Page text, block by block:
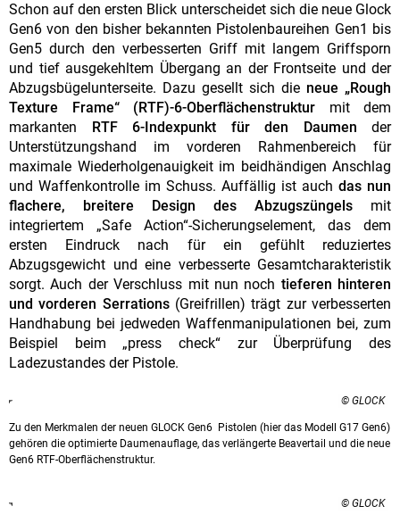
Schon auf den ersten Blick unterscheidet sich die neue Glock
Gen6 von den bisher bekannten Pistolenbaureihen Gen1 bis
Gen5 durch den verbesserten Griff mit langem Griffsporn
und tief ausgekehltem Übergang an der Frontseite und der
Abzugsbügelunterseite. Dazu gesellt sich die neue „Rough
Texture Frame“ (RTF)-6-Oberflächenstruktur mit dem
markanten
RTF 6-Indexpunkt für den Daumen der
Unterstützungshand im vorderen Rahmenbereich für
maximale Wiederholgenauigkeit im beidhändigen Anschlag
und Waffenkontrolle im Schuss. Auffällig ist auch das nun
flachere, breitere Design des Abzugszüngels mit
integriertem „Safe Action“-Sicherungselement, das dem
ersten Eindruck nach für ein gefühlt reduziertes
Abzugsgewicht und eine verbesserte Gesamtcharakteristik
sorgt. Auch der Verschluss mit nun noch tieferen hinteren
und vorderen Serrations(Greifrillen) trägt zur verbesserten
Handhabung bei jedweden Waffenmanipulationen bei, zum
Beispiel beim „press check“ zur Überprüfung des
Ladezustandes der Pistole.
© GLOCK
Zu den Merkmalen der neuen GLOCK Gen6 Pistolen (hier das Modell G17 Gen6)
gehören die optimierte Daumenauflage, das verlängerte Beavertail und die neue
Gen6 RTF-Oberflächenstruktur.
© GLOCK